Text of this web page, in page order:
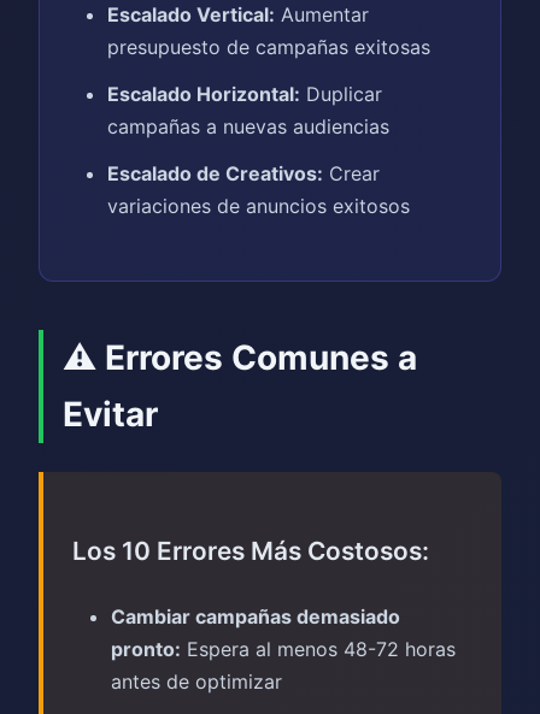
Escalado Vertical: Aumentar
presupuesto de campañas exitosas
Escalado Horizontal: Duplicar
campañas a nuevas audiencias
Escalado de Creativos: Crear
variaciones de anuncios exitosos
⚠️ Errores Comunes a
Evitar
Los 10 Errores Más Costosos:
Cambiar campañas demasiado
pronto: Espera al menos 48-72 horas
antes de optimizar